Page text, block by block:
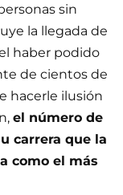
sin
la llegada de
haber podido
de cientos de
hacerle ilusión
el número de
carrera que la
como el más